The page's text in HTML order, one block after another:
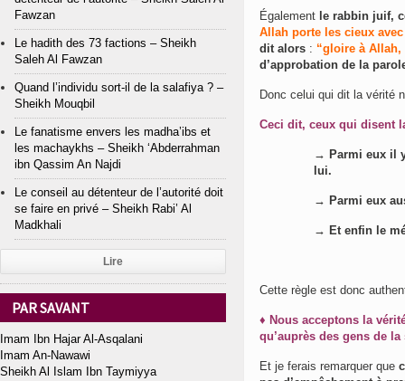
Également le rabbin juif,
Allah porte les cieux
dit alors : “gloire à
d’approbation de la
Donc celui qui dit la vérité
Ceci dit, ceux qui disent
→ Parmi eux il
lui.
→ Parmi eux
→ Et enfin le
Cette règle est donc
♦ Nous acceptons la
qu’auprès des gens de
Et je ferais remarquer que
Fawzan
Le hadith des 73 factions – Sheikh
Saleh Al Fawzan
Quand l’individu sort-il de la salafiya ? –
Sheikh Mouqbil
Le fanatisme envers les madha’ibs et
les machaykhs – Sheikh ‘Abderrahman
ibn Qassim An Najdi
Le conseil au détenteur de l’autorité doit
se faire en privé – Sheikh Rabi’ Al
Madkhali
Lire
PAR SAVANT
Imam Ibn Hajar Al-Asqalani
Imam An-Nawawi
Sheikh Al Islam Ibn Taymiyya